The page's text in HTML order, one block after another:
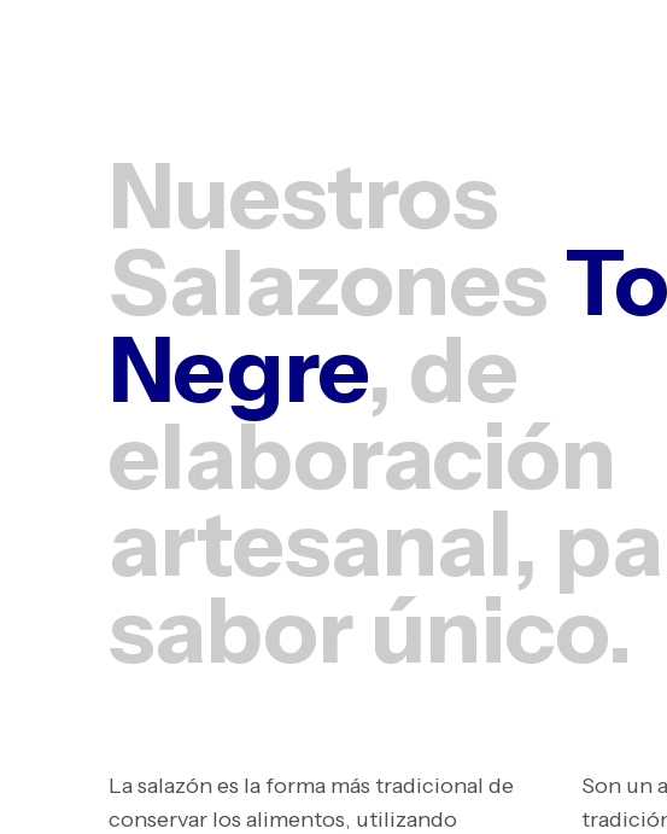
Nuestros
Salazones
Negre, de
elaboración
artesanal,
sabor único.
La salazón es la forma más tradicional de
conservar los alimentos, utilizando
Son un